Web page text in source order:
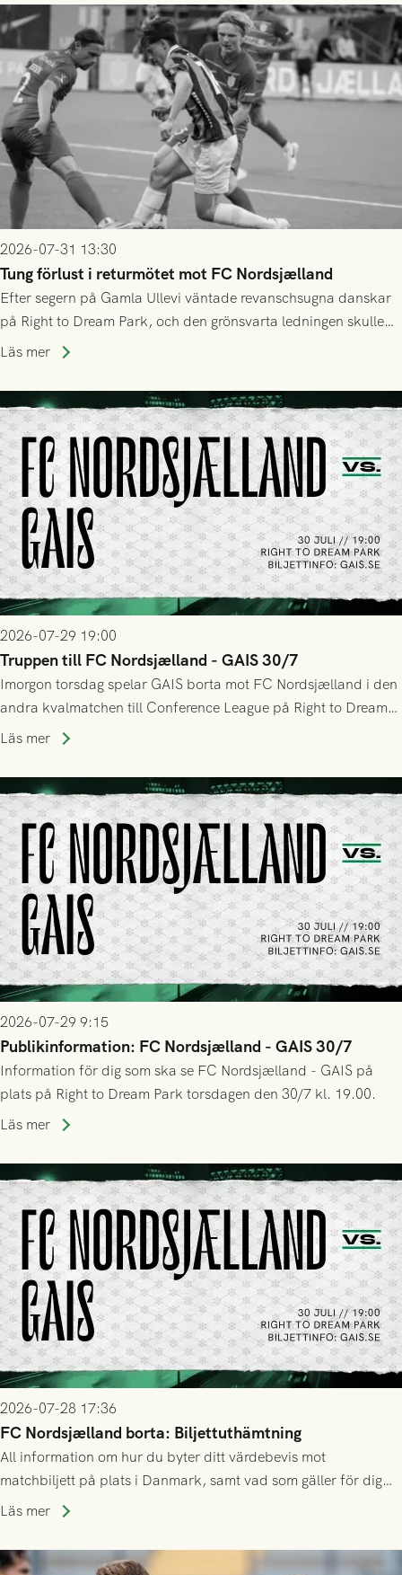
2026-07-31 13:30
Tung förlust i returmötet mot FC Nordsjælland
Efter segern på Gamla Ullevi väntade revanschsugna danskar
på Right to Dream Park, och den grönsvarta ledningen skulle
upphöra efter mindre än kvarten spelad. På lika mark visade
tennissiffror och det grönsvarta europaäventyret tog slut.
Läs mer
2026-07-29 19:00
Truppen till FC Nordsjælland - GAIS 30/7
Imorgon torsdag spelar GAIS borta mot FC Nordsjælland i den
andra kvalmatchen till Conference League på Right to Dream
Park! Fredrik Holmberg och ledarstaben har tagit ut följande
Läs mer
2026-07-29 9:15
Publikinformation: FC Nordsjælland - GAIS 30/7
Information för dig som ska se FC Nordsjælland - GAIS på
plats på Right to Dream Park torsdagen den 30/7 kl. 19.00.
Läs mer
2026-07-28 17:36
FC Nordsjælland borta: Biljettuthämtning
All information om hur du byter ditt värdebevis mot
matchbiljett på plats i Danmark, samt vad som gäller för dig
som står på reservlista eller fått förhinder.
Läs mer